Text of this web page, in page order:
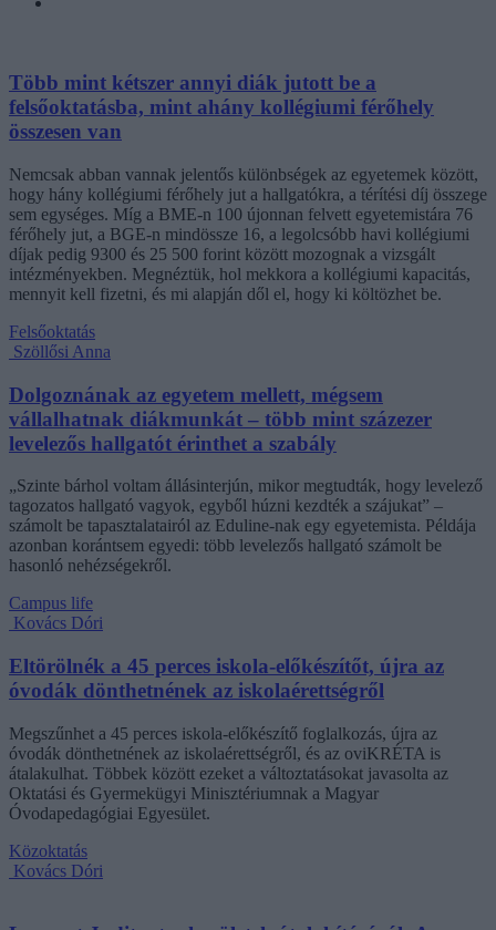
Több mint kétszer annyi diák jutott be a
felsőoktatásba, mint ahány kollégiumi férőhely
összesen van
Nemcsak abban vannak jelentős különbségek az egyetemek között,
hogy hány kollégiumi férőhely jut a hallgatókra, a térítési díj összege
sem egységes. Míg a BME-n 100 újonnan felvett egyetemistára 76
férőhely jut, a BGE-n mindössze 16, a legolcsóbb havi kollégiumi
díjak pedig 9300 és 25 500 forint között mozognak a vizsgált
intézményekben. Megnéztük, hol mekkora a kollégiumi kapacitás,
mennyit kell fizetni, és mi alapján dől el, hogy ki költözhet be.
Felsőoktatás
Szöllősi Anna
Dolgoznának az egyetem mellett, mégsem
vállalhatnak diákmunkát – több mint százezer
levelezős hallgatót érinthet a szabály
„Szinte bárhol voltam állásinterjún, mikor megtudták, hogy levelező
tagozatos hallgató vagyok, egyből húzni kezdték a szájukat” –
számolt be tapasztalatairól az Eduline-nak egy egyetemista. Példája
azonban korántsem egyedi: több levelezős hallgató számolt be
hasonló nehézségekről.
Campus life
Kovács Dóri
Eltörölnék a 45 perces iskola-előkészítőt, újra az
óvodák dönthetnének az iskolaérettségről
Megszűnhet a 45 perces iskola-előkészítő foglalkozás, újra az
óvodák dönthetnének az iskolaérettségről, és az oviKRÉTA is
átalakulhat. Többek között ezeket a változtatásokat javasolta az
Oktatási és Gyermekügyi Minisztériumnak a Magyar
Óvodapedagógiai Egyesület.
Közoktatás
Kovács Dóri